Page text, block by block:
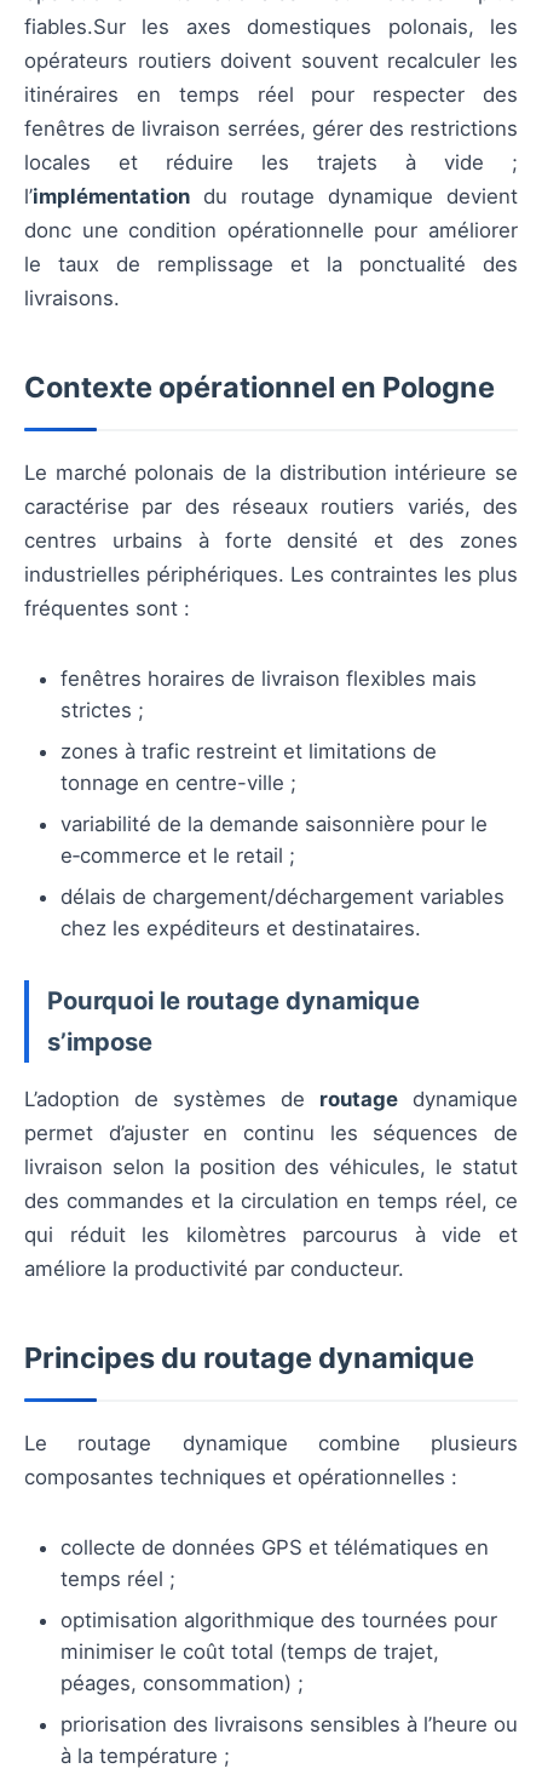
fiables.Sur les axes domestiques polonais, les
opérateurs routiers doivent souvent recalculer les
itinéraires en temps réel pour respecter des
fenêtres de livraison serrées, gérer des restrictions
locales et réduire les trajets à vide ;
l’implémentation du routage dynamique devient
donc une condition opérationnelle pour améliorer
le taux de remplissage et la ponctualité des
livraisons.
Contexte opérationnel en Pologne
Le marché polonais de la distribution intérieure se
caractérise par des réseaux routiers variés, des
centres urbains à forte densité et des zones
industrielles périphériques. Les contraintes les plus
fréquentes sont :
fenêtres horaires de livraison flexibles mais
strictes ;
zones à trafic restreint et limitations de
tonnage en centre-ville ;
variabilité de la demande saisonnière pour le
e‑commerce et le retail ;
délais de chargement/déchargement variables
chez les expéditeurs et destinataires.
Pourquoi le routage dynamique
s’impose
L’adoption de systèmes de routage dynamique
permet d’ajuster en continu les séquences de
livraison selon la position des véhicules, le statut
des commandes et la circulation en temps réel, ce
qui réduit les kilomètres parcourus à vide et
améliore la productivité par conducteur.
Principes du routage dynamique
Le routage dynamique combine plusieurs
composantes techniques et opérationnelles :
collecte de données GPS et télématiques en
temps réel ;
optimisation algorithmique des tournées pour
minimiser le coût total (temps de trajet,
péages, consommation) ;
priorisation des livraisons sensibles à l’heure ou
à la température ;